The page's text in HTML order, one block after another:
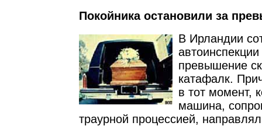
Покойника остановили за
В Ирландии
превышение
катафалк.
в тот момент,
машина,
траурной процессией,